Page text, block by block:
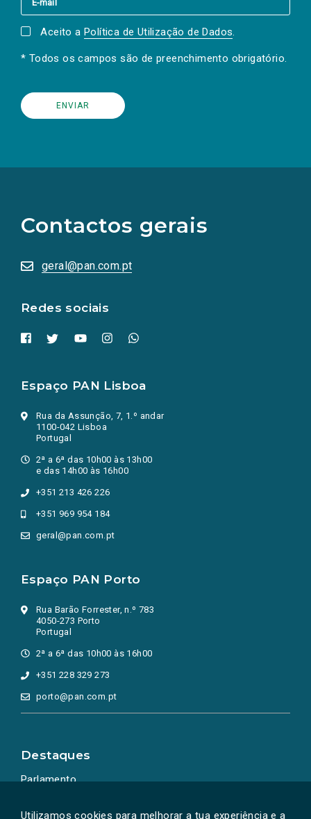
Utilizamos cookies para melhorar a tua experiência e a
Aceito a Política de Utilização de Dados.
* Todos os campos são de preenchimento obrigatório.
Contactos gerais
geral@pan.com.pt
Redes sociais
redes
sociais
numa
nova
Espaço PAN Lisboa
Rua da Assunção, 7, 1.º andar
1100-042 Lisboa
Portugal
2ª a 6ª das 10h00 às 13h00
e das 14h00 às 16h00
+351 213 426 226
+351 969 954 184
geral@pan.com.pt
Espaço PAN Porto
Rua Barão Forrester, n.º 783
4050-273 Porto
Portugal
2ª a 6ª das 10h00 às 16h00
+351 228 329 273
porto@pan.com.pt
Destaques
Parlamento